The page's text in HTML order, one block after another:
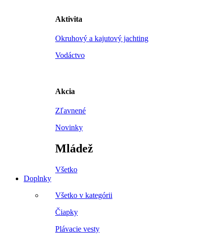
Aktivita
Okruhový a kajutový jachting
Vodáctvo
Akcia
Zľavnené
Novinky
Mládež
Všetko
Doplnky
Všetko v kategórii
Čiapky
Plávacie vesty